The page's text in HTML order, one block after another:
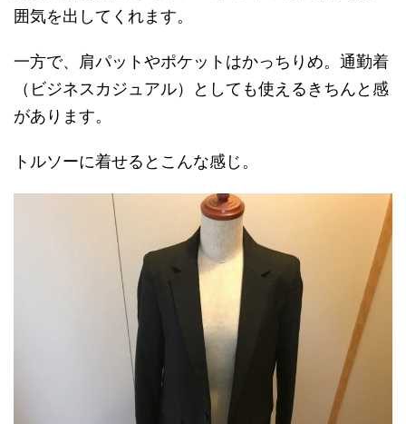
囲気を出してくれます。
一方で、肩パットやポケットはかっちりめ。通勤着
（ビジネスカジュアル）としても使えるきちんと感
があります。
トルソーに着せるとこんな感じ。